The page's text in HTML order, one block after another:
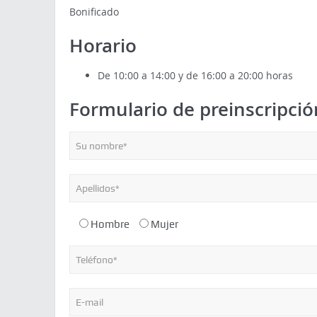
Bonificado
Horario
De 10:00 a 14:00 y de 16:00 a 20:00 horas
Formulario de
Hombre Mujer